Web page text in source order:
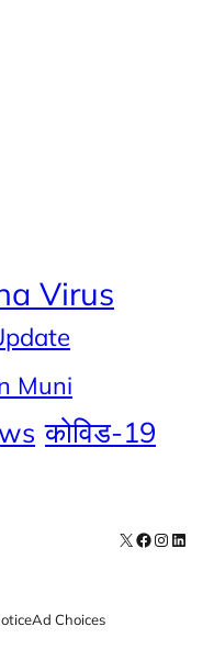
Virus
Muni
कोविड-19
X Facebook
Ad Choices